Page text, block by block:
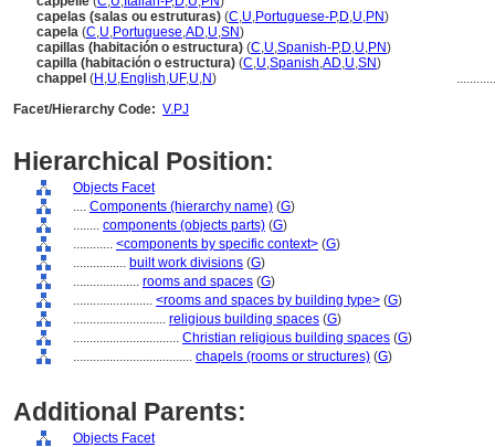
capelas (salas ou estruturas) (C,U,Portuguese-P,D,U,PN)
capela (C,U,Portuguese,AD,U,SN)
capillas (habitación o estructura) (C,U,Spanish-P,D,U,PN)
capilla (habitación o estructura) (C,U,Spanish,AD,U,SN)
chappel (H ,U,English,UF,U,N)
Facet/Hierarchy Code: V.PJ
Hierarchical Position:
Objects Facet
.... Components (hierarchy name) (G)
........ components (objects parts) (G)
............ <components by specific context> (G)
................ built work divisions (G)
.................... rooms and spaces (G)
........................ <rooms and spaces by building type> (G)
............................ religious building spaces (G)
................................ Christian religious building spaces (G)
.................................... chapels (rooms or structures) (G)
Additional Parents:
Objects Facet